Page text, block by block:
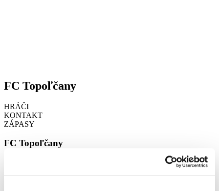
FC Topoľčany
HRÁČI
KONTAKT
ZÁPASY
FC Topoľčany